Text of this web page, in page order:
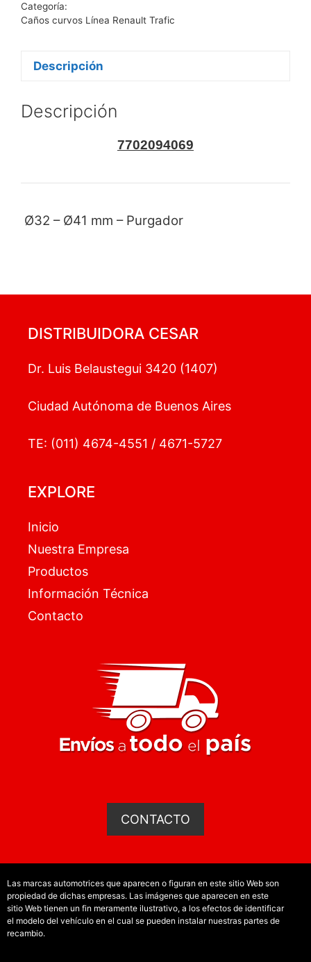
Categoría:
Caños curvos Línea Renault Trafic
Descripción
Descripción
7702094069
Ø32 – Ø41 mm – Purgador
DISTRIBUIDORA CESAR
Dr. Luis Belaustegui 3420 (1407)
Ciudad Autónoma de Buenos Aires
TE: (011) 4674-4551 / 4671-5727
EXPLORE
Inicio
Nuestra Empresa
Productos
Información Técnica
Contacto
CONTACTO
Las marcas automotrices que aparecen o figuran en este sitio Web son
propiedad de dichas empresas. Las imágenes que aparecen en este
sitio Web tienen un fin meramente ilustrativo, a los efectos de identificar
el modelo del vehículo en el cual se pueden instalar nuestras partes de
recambio.